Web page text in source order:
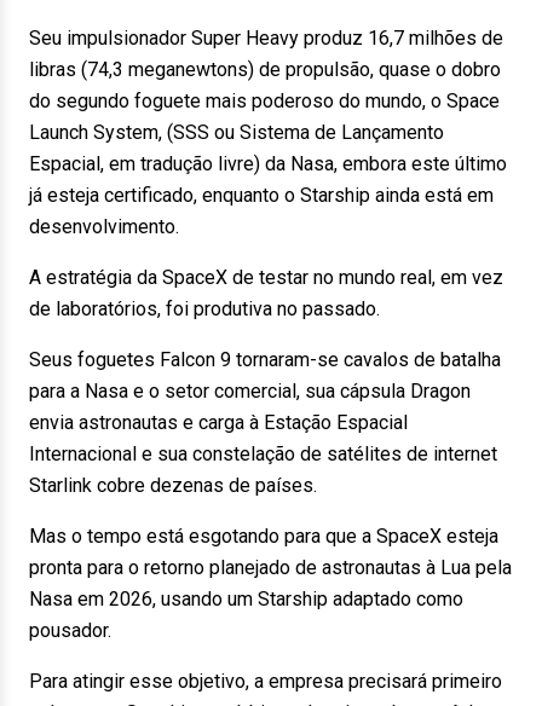
Seu impulsionador Super Heavy produz 16,7 milhões de
libras (74,3 meganewtons) de propulsão, quase o dobro
do segundo foguete mais poderoso do mundo, o Space
Launch System, (SSS ou Sistema de Lançamento
Espacial, em tradução livre) da Nasa, embora este último
já esteja certificado, enquanto o Starship ainda está em
desenvolvimento.
A estratégia da SpaceX de testar no mundo real, em vez
de laboratórios, foi produtiva no passado.
Seus foguetes Falcon 9 tornaram-se cavalos de batalha
para a Nasa e o setor comercial, sua cápsula Dragon
envia astronautas e carga à Estação Espacial
Internacional e sua constelação de satélites de internet
Starlink cobre dezenas de países.
Mas o tempo está esgotando para que a SpaceX esteja
pronta para o retorno planejado de astronautas à Lua pela
Nasa em 2026, usando um Starship adaptado como
pousador.
Para atingir esse objetivo, a empresa precisará primeiro